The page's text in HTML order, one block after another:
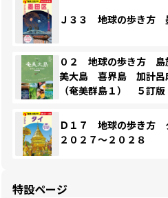
Ｊ３３ 地球の歩き方
０２ 地球の歩き方
美大島 喜界島 加計呂
（奄美群島１） ５訂版
Ｄ１７ 地球の歩き方
２０２７～２０２８
特設ページ